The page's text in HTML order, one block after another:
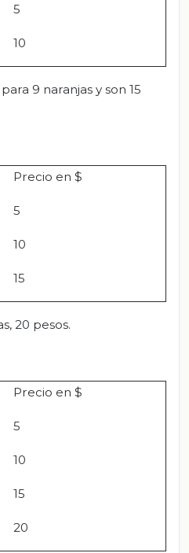
5
10
9 naranjas y son 15
Precio en $
5
10
15
20 pesos.
Precio en $
5
10
15
20